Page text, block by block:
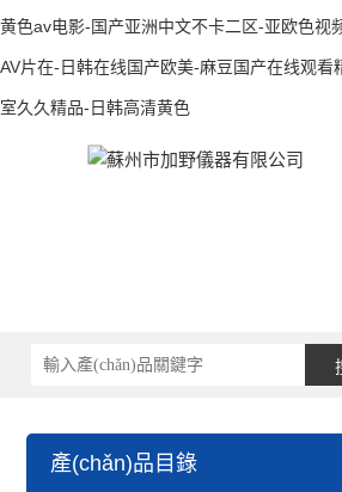
黄色av电影-国产亚洲中文不卡二区-亚欧色视
AV片在-日韩在线国产欧美-麻豆国产在线观看
室久久精品-日韩高清黄色
產(chǎn)品目錄